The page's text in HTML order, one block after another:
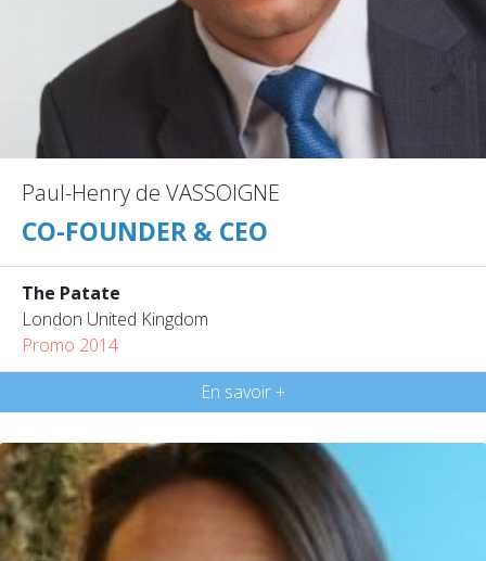
Paul-Henry de VASSOIGNE
CO-FOUNDER & CEO
The Patate
London United Kingdom
Promo 2014
En savoir +